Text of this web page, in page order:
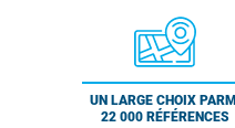
UN LARGE CHOIX PARMI
22 000 RÉFÉRENCES